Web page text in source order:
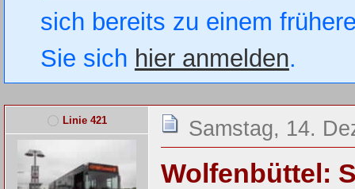
sich bereits zu einem
Sie sich hier anmelden.
Linie 421 Samstag, 14.
Wolfenbüttel: